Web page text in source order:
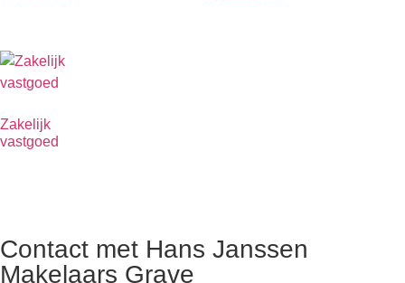
Zakelijk
vastgoed
Contact met Hans Janssen
Makelaars Grave